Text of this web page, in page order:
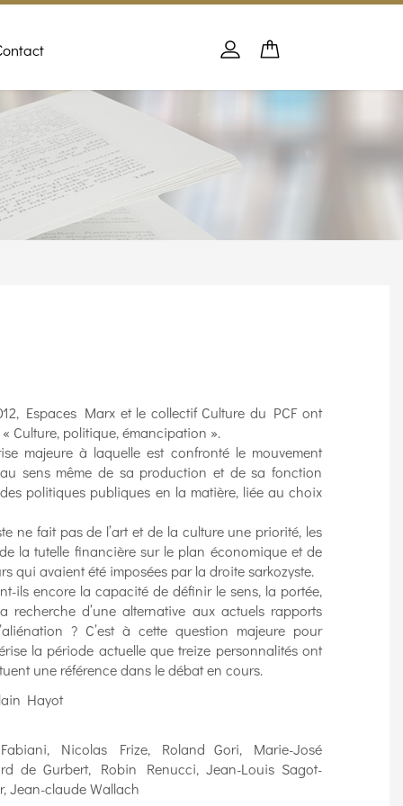
Panier
Se connecter
PANIER
Espaces Marx et le collectif Culture du PCF ont
Culture, politique, émancipation ».
majeure à laquelle est confronté le mouvement
sens même de sa production et de sa fonction
politiques publiques en la matière, liée au choix
ne fait pas de l’art et de la culture une priorité, les
la tutelle financière sur le plan économique et de
qui avaient été imposées par la droite sarkozyste.
ils encore la capacité de définir le sens, la portée,
d’une alternative aux actuels rapports
? C’est à cette question majeure pour
la période actuelle que treize personnalités ont
une référence dans le débat en cours.
Hayot
Nicolas Frize, Roland Gori, Marie-José
de Gurbert, Robin Renucci, Jean-Louis Sagot-
Jean-claude Wallach